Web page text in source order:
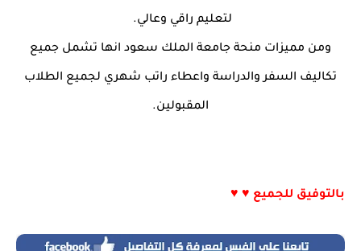
لتعليم راقي وعالي.
ومن مميزات منحة جامعة الملك سعود انها تشمل جميع
تكاليف السفر والدراسة واعطاء راتب شهري لجميع الطلاب
المقبولين.
بالتوفيق للجميع ♥ ♥